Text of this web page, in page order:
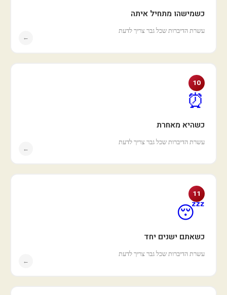
כשמישהו מתחיל איתה
עשרת הדיברות שכל גבר צריך לדעת
←
10
⏰
כשהיא מאחרת
עשרת הדיברות שכל גבר צריך לדעת
←
11
😴
כשאתם ישנים יחד
עשרת הדיברות שכל גבר צריך לדעת
←